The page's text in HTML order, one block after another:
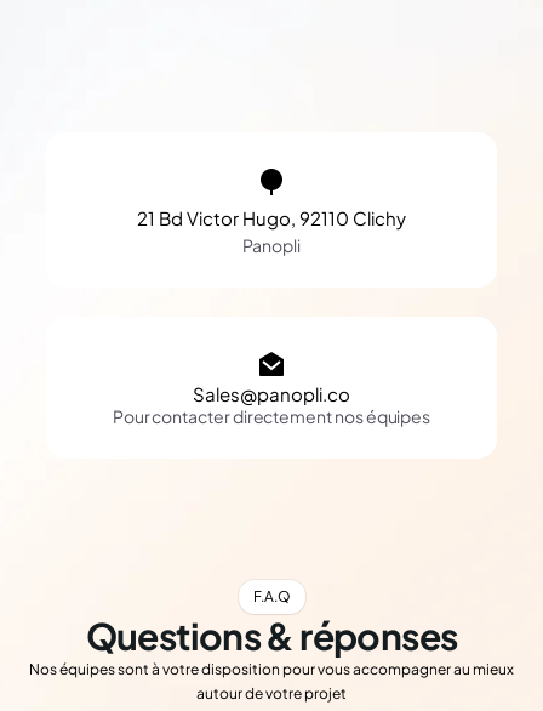
21 Bd Victor Hugo, 92110 Clichy
Panopli
Sales@panopli.co
Pour contacter directement nos équipes
F.A.Q
Questions & réponses
Nos équipes sont à votre disposition pour vous accompagner au mieux
autour de votre projet